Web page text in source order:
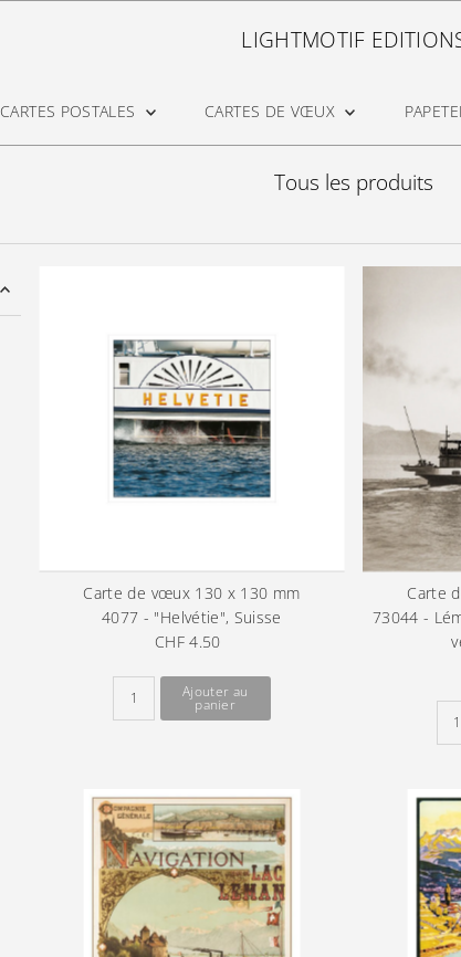
LIGHTMOTIF
CARTES POSTALES CARTES DE VŒUX
Tous les produits
Carte de vœux 130 x 130 mm
4077 - "Helvétie", Suisse
Prix
CHF 4.50
Carte
73044 -